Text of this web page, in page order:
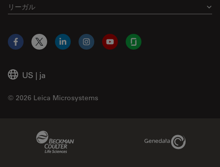
リーガル
US | ja
© 2026 Leica Microsystems
Facebook
X LinkedInInstagramYouTubeGlassdoor
Genedata Link